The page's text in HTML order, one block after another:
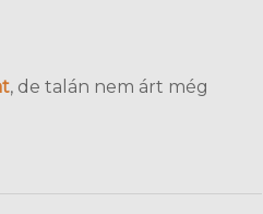
, de talán nem árt még